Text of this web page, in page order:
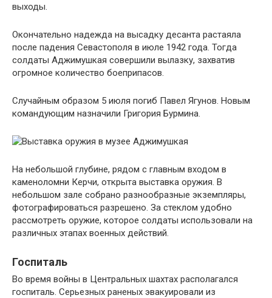
выходы.
Окончательно надежда на высадку десанта растаяла
после падения Севастополя в июле 1942 года. Тогда
солдаты Аджимушкая совершили вылазку, захватив
огромное количество боеприпасов.
Случайным образом 5 июля погиб Павел Ягунов. Новым
командующим назначили Григория Бурмина.
На небольшой глубине, рядом с главным входом в
каменоломни Керчи, открыта выставка оружия. В
небольшом зале собрано разнообразные экземпляры,
фотографироваться разрешено. За стеклом удобно
рассмотреть оружие, которое солдаты использовали на
различных этапах военных действий.
Госпиталь
Во время войны в Центральных шахтах располагался
госпиталь. Серьезных раненых эвакуировали из